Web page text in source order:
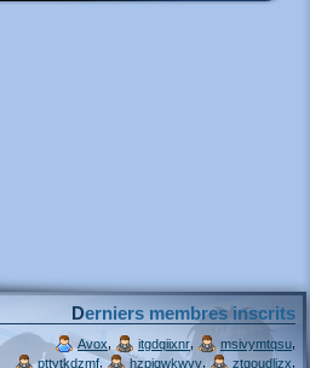
Derniers membres inscrits
Avox itgdqiixnr, msivymtqsu
pttytkdzmf, hzpjqwkwvv ztgoudljzx